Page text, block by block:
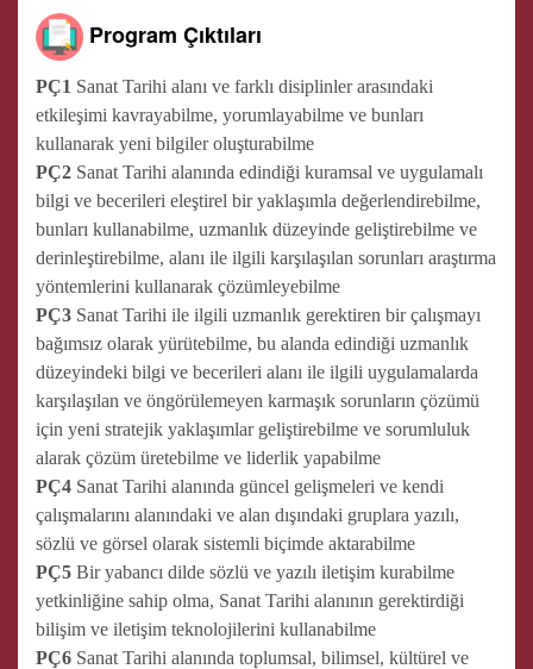
Program Çıktıları
PÇ1 Sanat Tarihi alanı ve farklı disiplinler arasındaki
etkileşimi kavrayabilme, yorumlayabilme ve bunları
kullanarak yeni bilgiler oluşturabilme
PÇ2 Sanat Tarihi alanında edindiği kuramsal ve uygulamalı
bilgi ve becerileri eleştirel bir yaklaşımla değerlendirebilme,
bunları kullanabilme, uzmanlık düzeyinde geliştirebilme ve
derinleştirebilme, alanı ile ilgili karşılaşılan sorunları araştırma
yöntemlerini kullanarak çözümleyebilme
PÇ3 Sanat Tarihi ile ilgili uzmanlık gerektiren bir çalışmayı
bağımsız olarak yürütebilme, bu alanda edindiği uzmanlık
düzeyindeki bilgi ve becerileri alanı ile ilgili uygulamalarda
karşılaşılan ve öngörülemeyen karmaşık sorunların çözümü
için yeni stratejik yaklaşımlar geliştirebilme ve sorumluluk
alarak çözüm üretebilme ve liderlik yapabilme
PÇ4 Sanat Tarihi alanında güncel gelişmeleri ve kendi
çalışmalarını alanındaki ve alan dışındaki gruplara yazılı,
sözlü ve görsel olarak sistemli biçimde aktarabilme
PÇ5 Bir yabancı dilde sözlü ve yazılı iletişim kurabilme
yetkinliğine sahip olma, Sanat Tarihi alanının gerektirdiği
bilişim ve iletişim teknolojilerini kullanabilme
PÇ6 Sanat Tarihi alanında toplumsal, bilimsel, kültürel ve